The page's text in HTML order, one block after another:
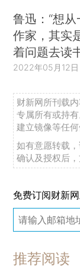
鲁迅：“想
作家，其实
着问题去读
2022年05月12日
财新网所刊载
专属所有或持
建立镜像等任何
如有意愿转载
确认及授权后，
免费订阅财新
推荐阅读